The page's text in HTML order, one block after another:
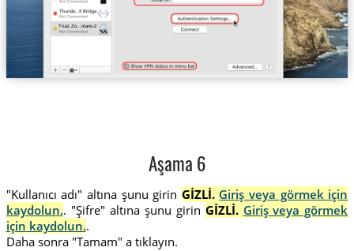
Trust.Zo...ntario-2
Aşama 6
"Kullanıcı adı" altına şunu girin GİZLİ. Giriş veya görmek için
kaydolun.. "Şifre" altına şunu girin GİZLİ. Giriş veya görmek
için kaydolun..
Daha sonra "Tamam" a tıklayın.